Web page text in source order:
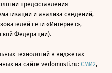
предоставления
и анализа сведений,
сети «Интернет»,
Федерации).
технологий в виджетах
на сайте vedomosti.ru: СМИ2,